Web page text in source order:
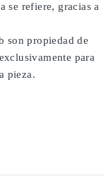
se refiere, gracias a
son propiedad de
para
pieza.